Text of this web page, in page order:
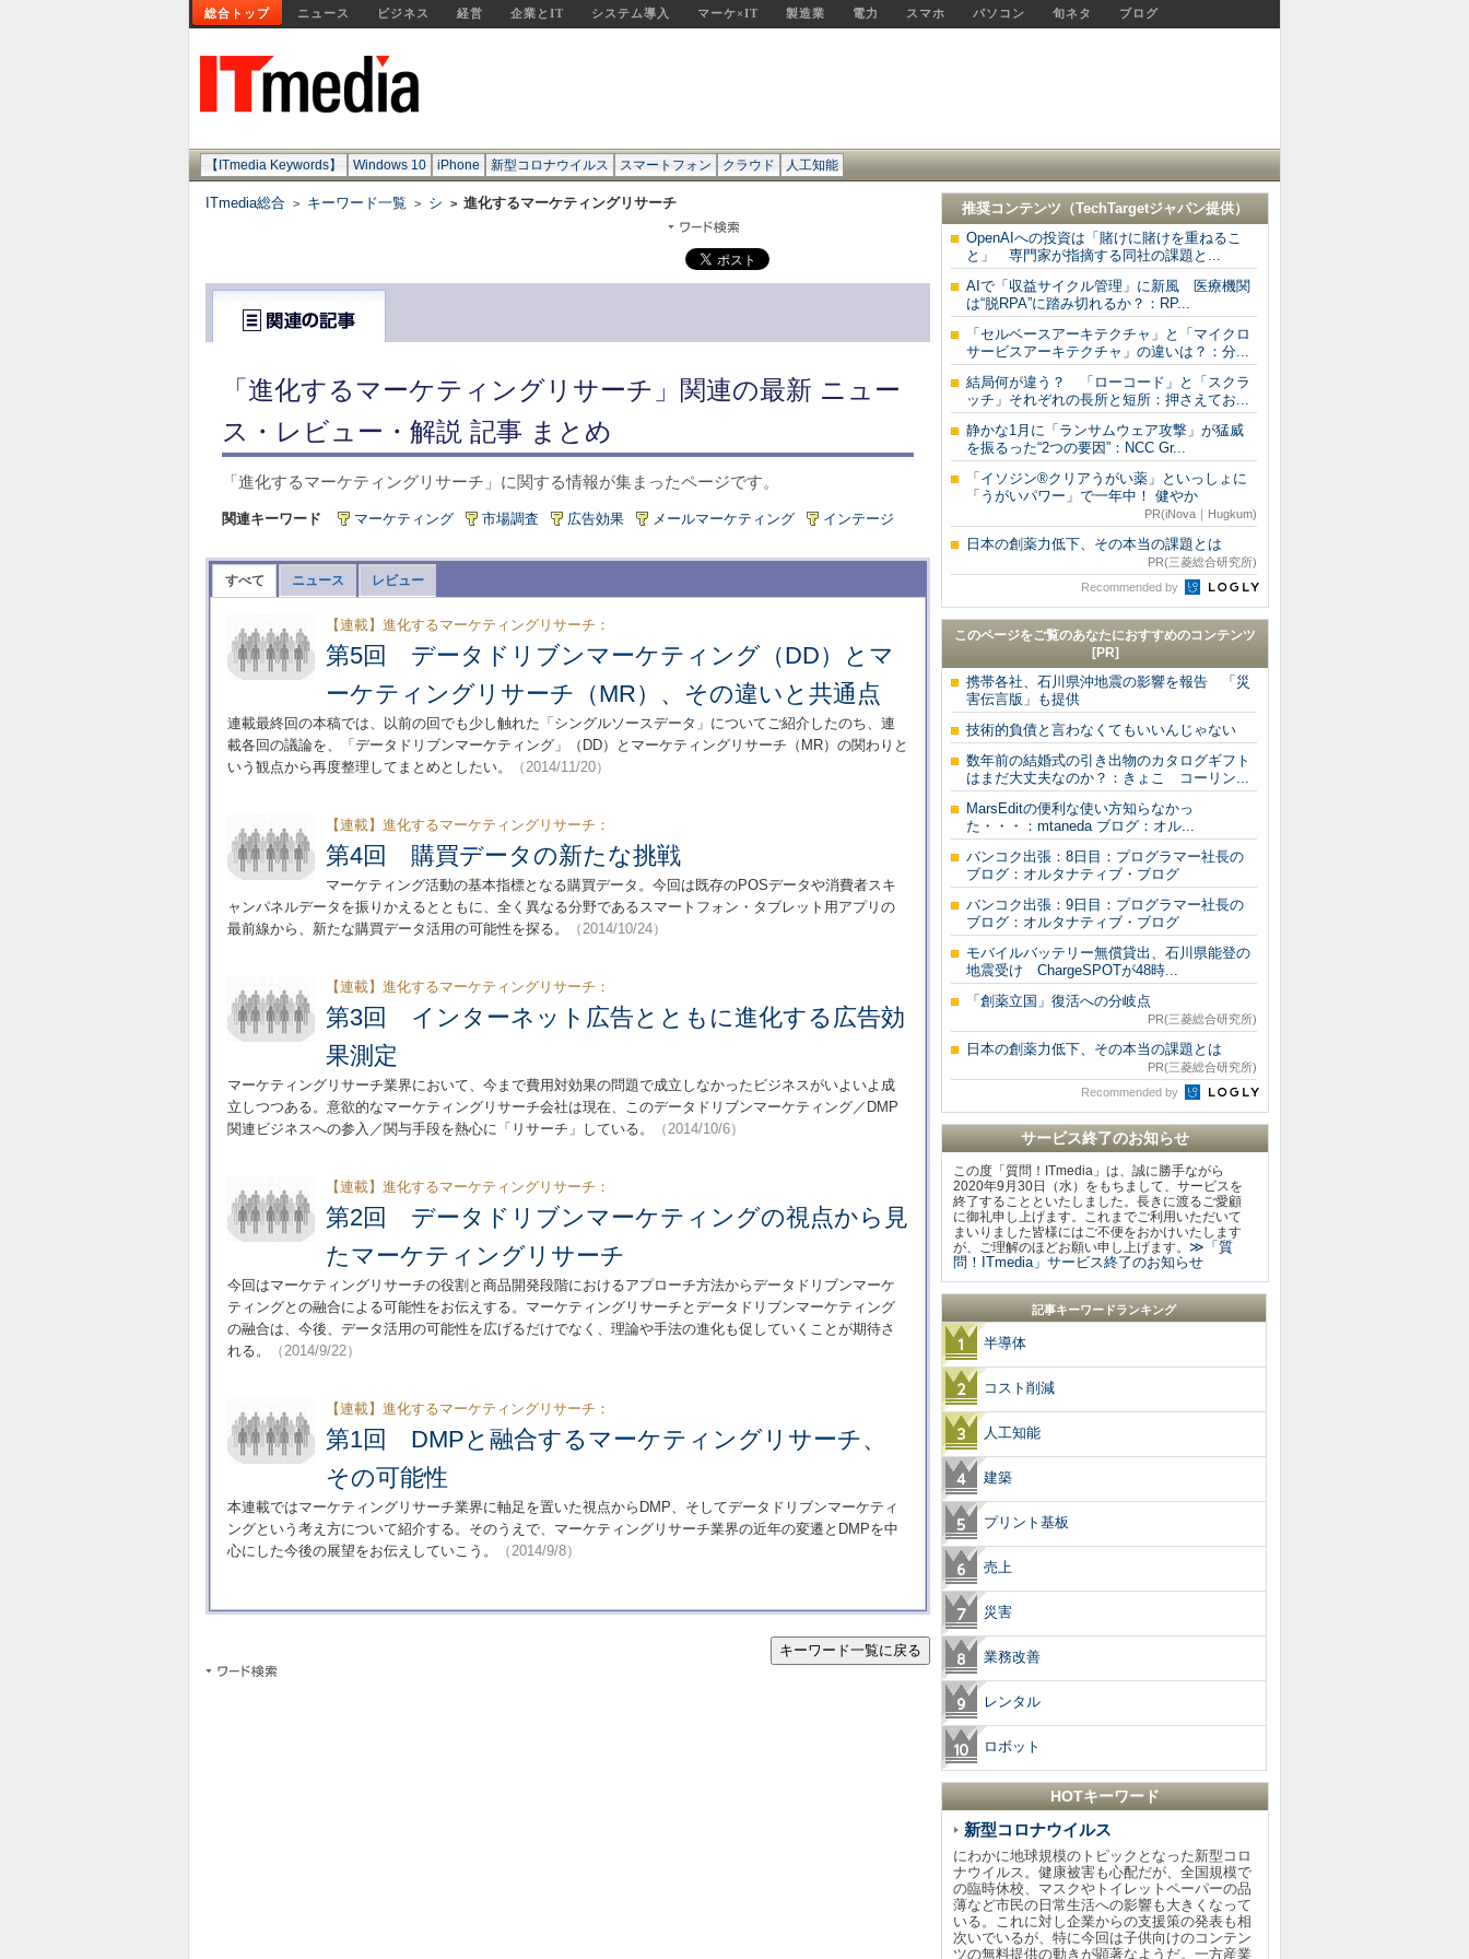
総合トップ ニュース ビジネス 経営 企業とIT システム導入 マーケ×IT 製造業 電力 スマホ パソコン 旬ネタ ブログ
【ITmedia Keywords】 Windows 10 iPhone 新型コロナウイルス スマートフォン クラウド 人工知能
ITmedia総合 > キーワード一覧 > シ > 進化するマーケティングリサーチ
「進化するマーケティングリサーチ」関連の最新 ニュー
ス・レビュー・解説 記事 まとめ
「進化するマーケティングリサーチ」に関する情報が集まったページです。
関連キーワード マーケティング 市場調査 広告効果 メールマーケティング インテージ
すべて ニュース レビュー
【連載】進化するマーケティングリサーチ：
第5回 データドリブンマーケティング（DD）とマ
ーケティングリサーチ（MR）、その違いと共通点
連載最終回の本稿では、以前の回でも少し触れた「シングルソースデータ」についてご紹介したのち、連
載各回の議論を、「データドリブンマーケティング」（DD）とマーケティングリサーチ（MR）の関わりと
いう観点から再度整理してまとめとしたい。
（2014/11/20）
【連載】進化するマーケティングリサーチ：
第4回 購買データの新たな挑戦
マーケティング活動の基本指標となる購買データ。今回は既存のPOSデータや消費者スキ
ャンパネルデータを振りかえるとともに、全く異なる分野であるスマートフォン・タブレット用アプリの
最前線から、新たな購買データ活用の可能性を探る。
（2014/10/24）
【連載】進化するマーケティングリサーチ：
第3回 インターネット広告とともに進化する広告効
果測定
マーケティングリサーチ業界において、今まで費用対効果の問題で成立しなかったビジネスがいよいよ成
立しつつある。意欲的なマーケティングリサーチ会社は現在、このデータドリブンマーケティング／DMP
関連ビジネスへの参入／関与手段を熱心に「リサーチ」している。
（2014/10/6）
【連載】進化するマーケティングリサーチ：
第2回 データドリブンマーケティングの視点から見
たマーケティングリサーチ
今回はマーケティングリサーチの役割と商品開発段階におけるアプローチ方法からデータドリブンマーケ
ティングとの融合による可能性をお伝えする。マーケティングリサーチとデータドリブンマーケティング
の融合は、今後、データ活用の可能性を広げるだけでなく、理論や手法の進化も促していくことが期待さ
れる。
（2014/9/22）
【連載】進化するマーケティングリサーチ：
第1回 DMPと融合するマーケティングリサーチ、
その可能性
本連載ではマーケティングリサーチ業界に軸足を置いた視点からDMP、そしてデータドリブンマーケティ
ングという考え方について紹介する。そのうえで、マーケティングリサーチ業界の近年の変遷とDMPを中
心にした今後の展望をお伝えしていこう。
（2014/9/8）
キーワード一覧に戻る
推奨コンテンツ（TechTargetジャパン提供）
OpenAIへの投資は「賭けに賭けを重ねるこ
と」 専門家が指摘する同社の課題と...
AIで「収益サイクル管理」に新風 医療機関
は“脱RPA”に踏み切れるか？：RP...
「セルベースアーキテクチャ」と「マイクロ
サービスアーキテクチャ」の違いは？：分...
結局何が違う？ 「ローコード」と「スクラ
ッチ」それぞれの長所と短所：押さえてお...
静かな1月に「ランサムウェア攻撃」が猛威
を振るった“2つの要因”：NCC Gr...
「イソジン®クリアうがい薬」といっしょに
「うがいパワー」で一年中！ 健やか
PR(iNova｜Hugkum)
日本の創薬力低下、その本当の課題とは
PR(三菱総合研究所)
Recommended by
このページをご覧のあなたにおすすめのコンテンツ
[PR]
携帯各社、石川県沖地震の影響を報告 「災
害伝言版」も提供
技術的負債と言わなくてもいいんじゃない
数年前の結婚式の引き出物のカタログギフト
はまだ大丈夫なのか？：きょこ コーリン...
MarsEditの便利な使い方知らなかっ
た・・・：mtaneda ブログ：オル...
バンコク出張：8日目：プログラマー社長の
ブログ：オルタナティブ・ブログ
バンコク出張：9日目：プログラマー社長の
ブログ：オルタナティブ・ブログ
モバイルバッテリー無償貸出、石川県能登の
地震受け ChargeSPOTが48時...
「創薬立国」復活への分岐点
PR(三菱総合研究所)
日本の創薬力低下、その本当の課題とは
PR(三菱総合研究所)
Recommended by
サービス終了のお知らせ
この度「質問！ITmedia」は、誠に勝手ながら
2020年9月30日（水）をもちまして、サービスを
終了することといたしました。長きに渡るご愛顧
に御礼申し上げます。これまでご利用いただいて
まいりました皆様にはご不便をおかけいたします
が、ご理解のほどお願い申し上げます。 ≫「質
問！ITmedia」サービス終了のお知らせ
記事キーワードランキング
半導体
コスト削減
人工知能
建築
プリント基板
売上
災害
業務改善
レンタル
ロボット
HOTキーワード
新型コロナウイルス
にわかに地球規模のトピックとなった新型コロ
ナウイルス。健康被害も心配だが、全国規模で
の臨時休校、マスクやトイレットペーパーの品
薄など市民の日常生活への影響も大きくなって
いる。これに対し企業からの支援策の発表も相
次いでいるが、特に今回は子供向けのコンテン
ツの無料提供の動きが顕著なようだ。一方産業